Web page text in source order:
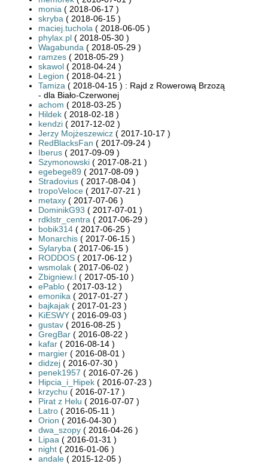
monia ( 2018-06-17 )
skryba ( 2018-06-15 )
maciej.tuchola ( 2018-06-05 )
phylax.pl ( 2018-05-30 )
Wagabunda ( 2018-05-29 )
ramzes ( 2018-05-29 )
skawol ( 2018-04-24 )
Legion ( 2018-04-21 )
Tamiza ( 2018-04-15 ) : Rajd z Rowerową Brzozą
- dla Biało-Czerwonej
achom ( 2018-03-25 )
Hildek ( 2018-02-18 )
kendzi ( 2017-12-02 )
Jerzy Mojżeszewicz ( 2017-10-17 )
RedBlacksFan ( 2017-09-24 )
Iberus ( 2017-09-09 )
Szymonowski ( 2017-08-21 )
egebege89 ( 2017-08-09 )
Stradovius ( 2017-08-04 )
tropoVeloce ( 2017-07-21 )
metaxy ( 2017-07-06 )
DominikG93 ( 2017-07-01 )
rdklstr_centra ( 2017-06-29 )
bobik314 ( 2017-06-25 )
Monarchis ( 2017-06-15 )
Sylaryba ( 2017-06-15 )
RODDOS ( 2017-06-12 )
wsmolak ( 2017-06-02 )
Zbigniew.I ( 2017-05-10 )
ePablo ( 2017-03-12 )
emonika ( 2017-01-27 )
bajkajak ( 2017-01-23 )
KiESWY ( 2016-09-03 )
gustav ( 2016-08-25 )
GregBar ( 2016-08-22 )
kafar ( 2016-08-14 )
margier ( 2016-08-01 )
didzej ( 2016-07-30 )
penek1957 ( 2016-07-26 )
Hipcia_i_Hipek ( 2016-07-23 )
krzychu ( 2016-07-17 )
Pirat z Helu ( 2016-07-07 )
Latro ( 2016-05-11 )
Orion ( 2016-04-30 )
dwa_szopy ( 2016-04-26 )
Lipaa ( 2016-01-31 )
night ( 2016-01-06 )
andale ( 2015-12-05 )